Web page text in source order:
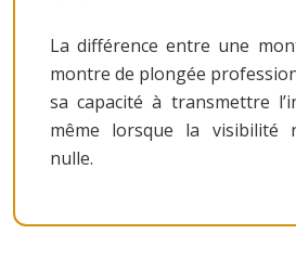
La différence entre une
montre de plongée
sa capacité à transmettre
même lorsque la visibilité
nulle.